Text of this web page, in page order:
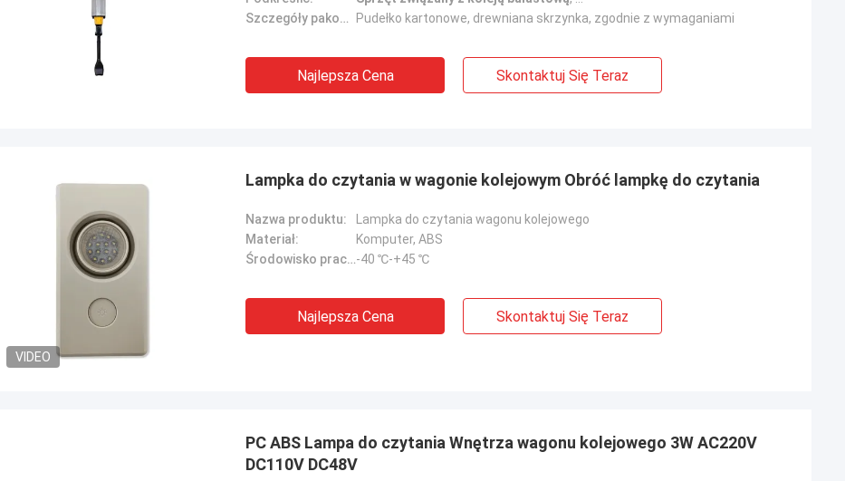
Szczegóły pakowania:
Pudełko kartonowe, drewniana skrzynka, zgodnie z wymaganiami
Najlepsza Cena Skontaktuj Się Teraz
VIDEO
Lampka do czytania w wagonie kolejowym Obróć lampkę do czytania
Nazwa produktu:
Lampka do czytania wagonu kolejowego
Materiał:
Komputer, ABS
Środowisko pracy:-40 ℃-+45 ℃
Najlepsza Cena Skontaktuj Się Teraz
PC ABS Lampa do czytania Wnętrza wagonu kolejowego 3W AC220V
DC110V DC48V